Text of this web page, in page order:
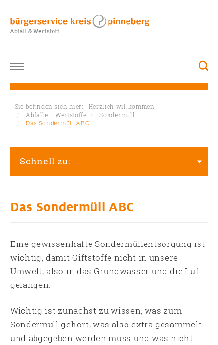
Sie befinden sich hier: Herzlich willkommen
Abfälle + Wertstoffe
Sondermüll
Das Sondermüll ABC
Schnell zu:
Das Sondermüll ABC
Eine gewissenhafte Sondermüllentsorgung ist
wichtig, damit Giftstoffe nicht in unsere
Umwelt, also in das Grundwasser und die Luft
gelangen.
Wichtig ist zunächst zu wissen, was zum
Sondermüll gehört, was also extra gesammelt
und abgegeben werden muss und was nicht